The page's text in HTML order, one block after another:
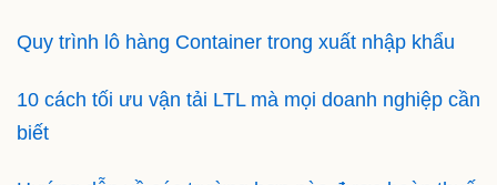
Quy trình lô hàng Container trong xuất nhập khẩu
10 cách tối ưu vận tải LTL mà mọi doanh nghiệp cần
biết